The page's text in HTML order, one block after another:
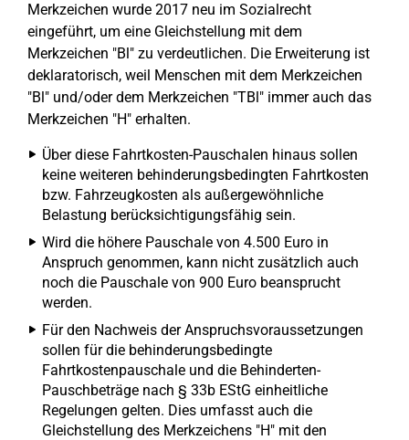
Merkzeichen wurde 2017 neu im Sozialrecht
eingeführt, um eine Gleichstellung mit dem
Merkzeichen "Bl" zu verdeutlichen. Die Erweiterung ist
deklaratorisch, weil Menschen mit dem Merkzeichen
"Bl" und/oder dem Merkzeichen "TBl" immer auch das
Merkzeichen "H" erhalten.
Über diese Fahrtkosten-Pauschalen hinaus sollen
keine weiteren behinderungsbedingten Fahrtkosten
bzw. Fahrzeugkosten als außergewöhnliche
Belastung berücksichtigungsfähig sein.
Wird die höhere Pauschale von 4.500 Euro in
Anspruch genommen, kann nicht zusätzlich auch
noch die Pauschale von 900 Euro beansprucht
werden.
Für den Nachweis der Anspruchsvoraussetzungen
sollen für die behinderungsbedingte
Fahrtkostenpauschale und die Behinderten-
Pauschbeträge nach § 33b EStG einheitliche
Regelungen gelten. Dies umfasst auch die
Gleichstellung des Merkzeichens "H" mit den